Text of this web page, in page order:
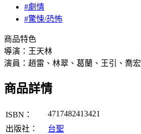
#劇情
#驚悚/恐怖
商品特色
導演：王天林
演員：趙雷、林翠、葛蘭、王引、喬宏
商品詳情
ISBN：
4717482413421
出版社：
台聖